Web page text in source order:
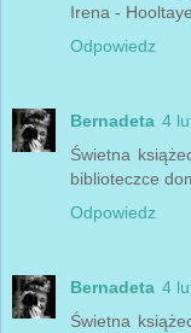
Irena -
Odpowiedz
Bernadeta 4
Świetna
biblioteczce
Odpowiedz
Bernadeta 4
Świetna